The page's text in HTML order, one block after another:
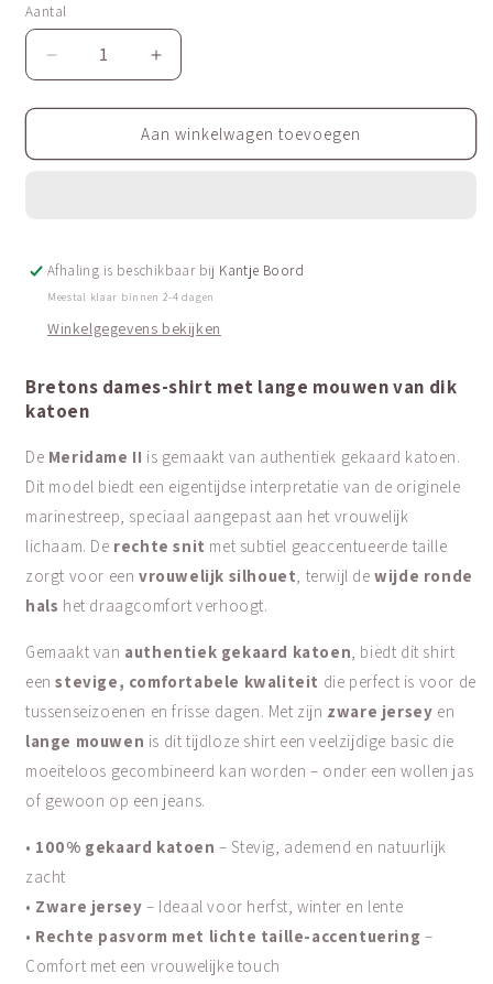
Aantal
Aantal
Aantal
verlagen
voor
klassiek
|
ZWAAR
KATOEN
|
II
Aantal
verhogen
voor
Het
klassiek
|
ZWAAR
KATOEN
|
II
Aan winkelwagen toevoegen
Afhaling is beschikbaar bij Kantje Boord
Meestal klaar binnen 2-4 dagen
Winkelgegevens bekijken
Bretons dames-shirt met lange mouwen van dik
katoen
De Meridame II is gemaakt van authentiek gekaard katoen.
Dit model biedt een eigentijdse interpretatie van de originele
marinestreep, speciaal aangepast aan het vrouwelijk
lichaam. De rechte snit met subtiel geaccentueerde taille
zorgt voor een vrouwelijk silhouet, terwijl dewijde ronde
hals het draagcomfort verhoogt.
Gemaakt van authentiek gekaard katoen, biedt dit shirt
eenstevige, comfortabele kwaliteit die perfect is voor de
tussenseizoenen en frisse dagen. Met zijn zware jersey en
lange mouwen is dit tijdloze shirt een veelzijdige basic die
moeiteloos gecombineerd kan worden – onder een wollen jas
of gewoon op een jeans.
• 100% gekaard katoen – Stevig, ademend en natuurlijk
zacht
• Zware jersey – Ideaal voor herfst, winter en lente
• Rechte pasvorm met lichte taille-accentuering –
Comfort met een vrouwelijke touch